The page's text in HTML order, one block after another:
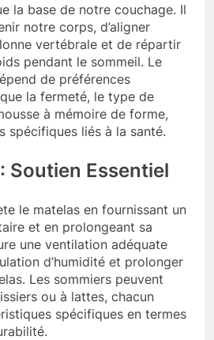
la base de notre couchage. Il
notre corps, d’aligner
vertébrale et de répartir
pendant le sommeil. Le
de préférences
la fermeté, le type de
à mémoire de forme,
spécifiques liés à la santé.
Soutien Essentiel
le matelas en fournissant un
et en prolongeant sa
une ventilation adéquate
d’humidité et prolonger
Les sommiers peuvent
ou à lattes, chacun
spécifiques en termes